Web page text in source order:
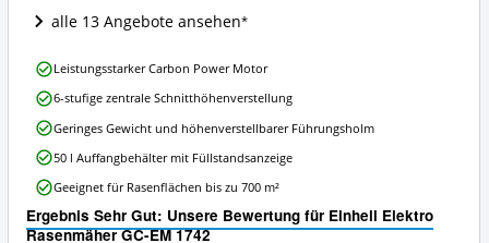
ist
dieser
Rasenmäher
erhältlich?
alle 13 Angebote ansehen
Ergebnis Sehr Gut: Unsere Bewertung für Einhell Elektro
Rasenmäher GC-EM 1742
Einhell
Elektro
Rasenmäher
GC-
EM
1742
Vorteile:
Was
spricht
Leistungsstarker Carbon Power Motor
6-stufige zentrale Schnitthöhenverstellung
Geringes Gewicht und höhenverstellbarer Führungsholm
50 l Auffangbehälter mit Füllstandsanzeige
Geeignet für Rasenflächen bis zu 700 m²